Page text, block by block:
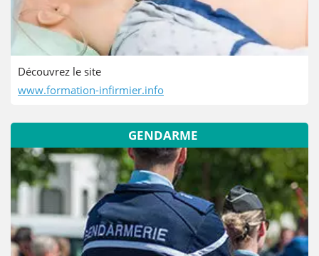
Découvrez le site
www.formation-infirmier.info
GENDARME